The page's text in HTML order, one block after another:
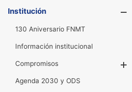
Institución
130 Aniversario FNMT
Información institucional
Compromisos
Agenda 2030 y ODS